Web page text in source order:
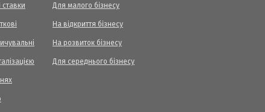
ставки Для малого бізнесу
На відкриття бізнесу
На розвиток бізнесу
Для середнього бізнесу